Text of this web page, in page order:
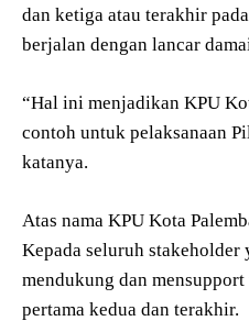
dan ketiga atau terakhir
berjalan dengan lancar
“Hal ini menjadikan KPU
contoh untuk pelaksanaan
katanya.
Atas nama KPU Kota
Kepada seluruh stakeholder
mendukung dan
pertama kedua dan terakhir.